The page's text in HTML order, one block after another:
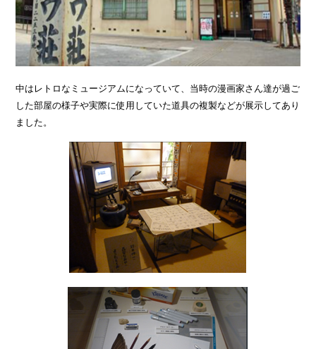
中はレトロなミュージアムになっていて、当時の漫画家さん達が過ご
した部屋の様子や実際に使用していた道具の複製などが展示してあり
ました。